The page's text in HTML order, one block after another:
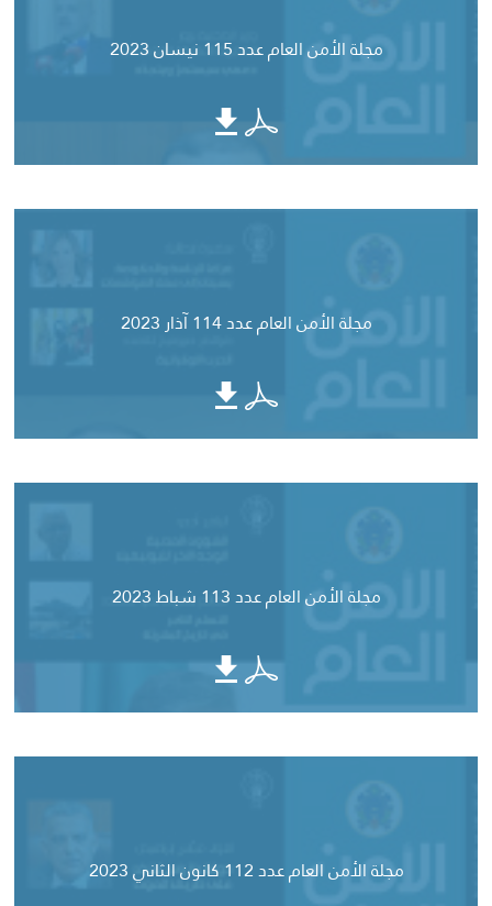
مجلة الأمن العام عدد 115 نيسان 2023
مجلة الأمن العام عدد 114 آذار 2023
مجلة الأمن العام عدد 113 شباط 2023
مجلة الأمن العام عدد 112 كانون الثاني 2023